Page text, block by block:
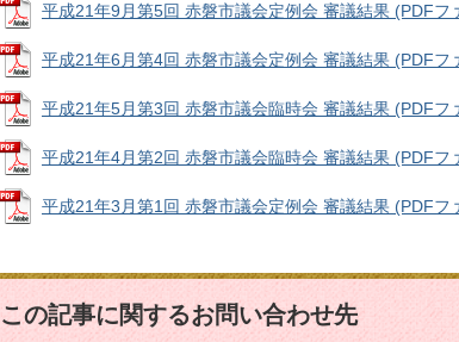
平成21年9月第5回 赤磐市議会定例会 審議結果 (PDFフ
平成21年6月第4回 赤磐市議会定例会 審議結果 (PDFフ
平成21年5月第3回 赤磐市議会臨時会 審議結果 (PDFフ
平成21年4月第2回 赤磐市議会臨時会 審議結果 (PDFフ
平成21年3月第1回 赤磐市議会定例会 審議結果 (PDFフ
この記事に関するお問い合わせ先